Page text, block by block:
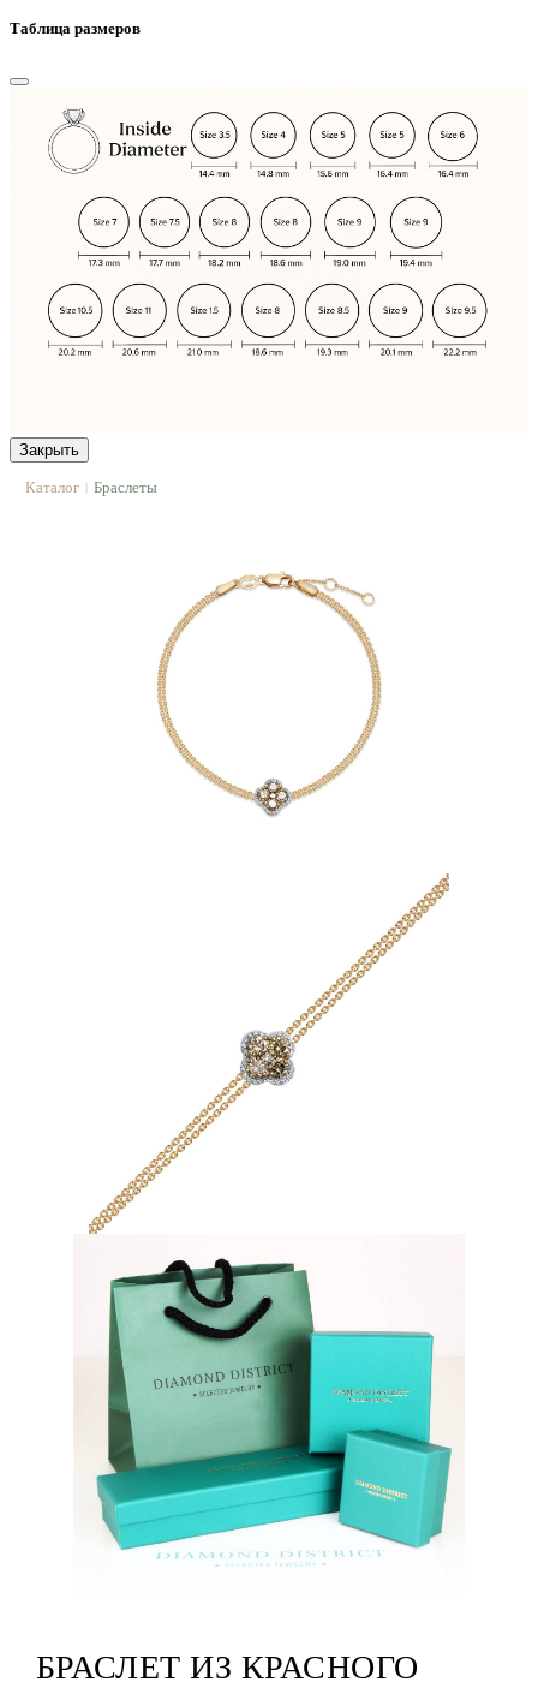
Таблица размеров
Закрыть
Каталог | Браслеты
БРАСЛЕТ ИЗ КРАСНОГО